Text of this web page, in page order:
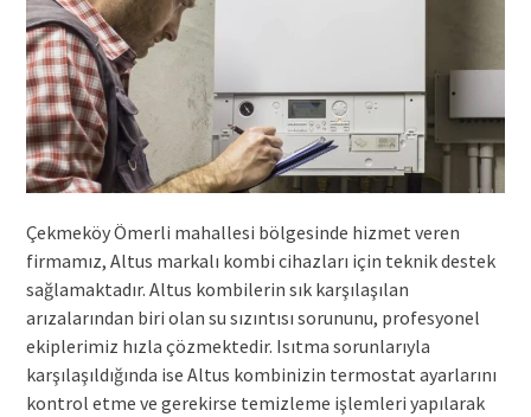
Çekmeköy Ömerli mahallesi bölgesinde hizmet veren
firmamız, Altus markalı kombi cihazları için teknik destek
sağlamaktadır. Altus kombilerin sık karşılaşılan
arızalarından biri olan su sızıntısı sorununu, profesyonel
ekiplerimiz hızla çözmektedir. Isıtma sorunlarıyla
karşılaşıldığında ise Altus kombinizin termostat ayarlarını
kontrol etme ve gerekirse temizleme işlemleri yapılarak